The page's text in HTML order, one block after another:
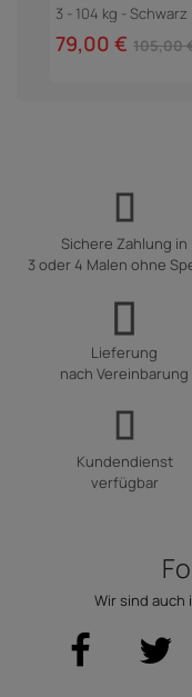
3 - 104 kg - Schwarz
79,00 € 105,00
Sichere Zahlung in
3 oder 4 Malen ohne
Lieferung
nach Vereinbarung
Kundendienst
verfügbar
Wir sind auch